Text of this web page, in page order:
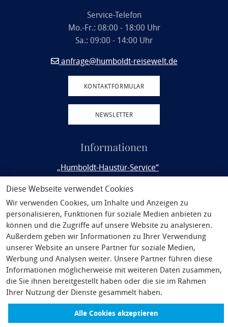
Diese Webseite verwendet Cookies
Wir verwenden Cookies, um Inhalte und Anzeigen zu
personalisieren, Funktionen für soziale Medien anbieten zu
können und die Zugriffe auf unsere Website zu analysieren.
Außerdem geben wir Informationen zu Ihrer Verwendung
unserer Website an unsere Partner für soziale Medien,
Werbung und Analysen weiter. Unsere Partner führen diese
Informationen möglicherweise mit weiteren Daten zusammen,
die Sie ihnen bereitgestellt haben oder die sie im Rahmen
Ihrer Nutzung der Dienste gesammelt haben.
Alle Cookies akzeptieren
Service-Telefon
Mo.-Fr.: 08:00 - 18:00 Uhr
Sa.: 09:00 - 14:00 Uhr
anfrage@humboldt-reisewelt.de
KONTAKTFORMULAR
NEWSLETTER
Informationen
„Humboldt-Haustür-Service“
Rail&Fly
Service
Philosophie
Unsere Partner
AGB
Pauschalreiserecht
Nutzungsbedingungen Vorteilsprogramm
Impressum